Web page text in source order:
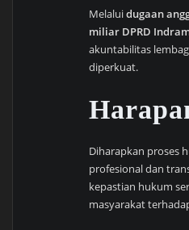
Melaluidugaan
miliar DPRD
akuntabilitas
diperkuat.
Diharapkan proses
profesional dan
kepastian hukum
masyarakat